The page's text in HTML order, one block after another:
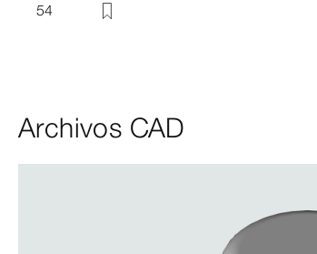
54
Archivos CAD